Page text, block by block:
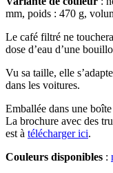
mm, poids : 470 g,
Le café filtré ne
dose d’eau d’une
Vu sa taille, elle
dans les voitures.
Emballée dans une
La brochure avec des
est à télécharger ici.
Couleurs disponibles :